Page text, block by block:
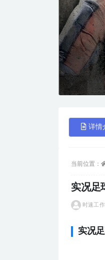
详情
当前位置：
实况足
时速工
实况